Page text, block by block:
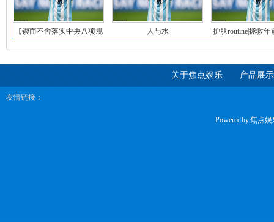
【锲而不舍落实中央八项规
人与水
护肤routine|拯救年
关于焦点娱乐 产品展示
友情链接：
Powered by焦点娱